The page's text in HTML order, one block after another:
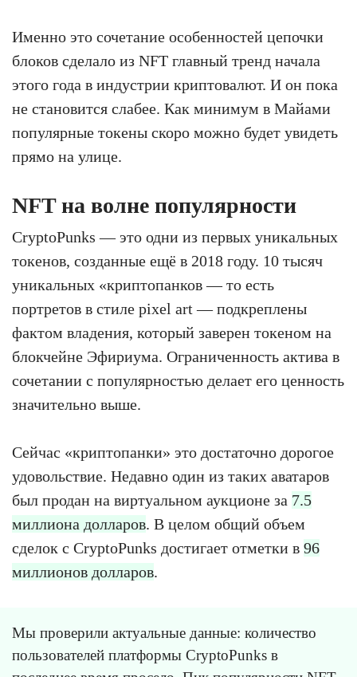
Именно это сочетание особенностей цепочки
блоков сделало из NFT главный тренд начала
этого года в индустрии криптовалют. И он пока
не становится слабее. Как минимум в Майами
популярные токены скоро можно будет увидеть
прямо на улице.
NFT на волне популярности
CryptoPunks — это одни из первых уникальных
токенов, созданные ещё в 2018 году. 10 тысяч
уникальных «криптопанков — то есть
портретов в стиле pixel art — подкреплены
фактом владения, который заверен токеном на
блокчейне Эфириума. Ограниченность актива в
сочетании с популярностью делает его ценность
значительно выше.
Сейчас «криптопанки» это достаточно дорогое
удовольствие. Недавно один из таких аватаров
был продан на виртуальном аукционе за 7.5
миллиона долларов. В целом общий объем
сделок с CryptoPunks достигает отметки в 96
миллионов долларов.
Мы проверили актуальные данные: количество
пользователей платформы CryptoPunks в